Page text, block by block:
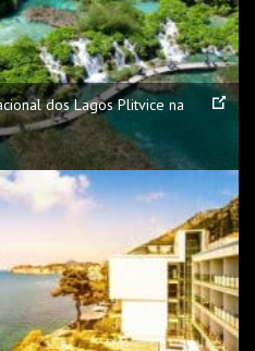
dos Lagos Plitvice na